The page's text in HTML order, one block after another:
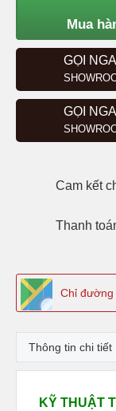
Mua
GỌI
GỌI
Cam kết
Thanh
Chỉ đường
Thông tin chi tiết
KỸ THUẬT